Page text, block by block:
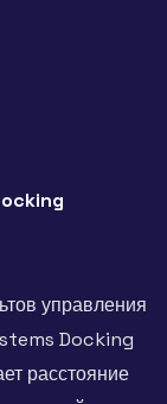
управления
Docking
расстояние